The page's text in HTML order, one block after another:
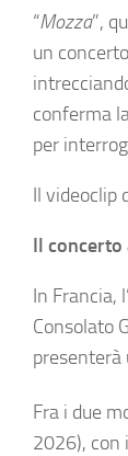
“Mozza”,
un
conferma
per
Il videoclip
Il concerto
In Francia,
Consolato
presenterà
Fra i due
2026), con